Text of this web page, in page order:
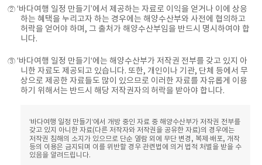
② ‘바다여행 일정 만들기’에서 제공하는 자료로 이익을 얻거나 이에 상응
하는 혜택을 누리고자 하는 경우에는 해양수산부와 사전에 협의하고
허락을 얻어야 하며, 그 출처가 해양수산부임을 반드시 명시하여야 합
니다.
③ ‘바다여행 일정 만들기‘에는 해양수산부가 저작권 전부를 갖고 있지 아
니한 자료도 제공되고 있습니다. 또한, 개인이나 기관, 단체 등에서 무
상으로 제공한 자료들도 많이 있으므로 이러한 자료를 자유롭게 이용
하기 위해서는 반드시 해당 저작권자의 허락을 받아야 합니다.
‘바다여행 일정 만들기‘에서 개방 중인 자료 중 해양수산부가 저작권 전부를
갖고 있지 아니한 자료(다른 저작자와 저작권을 공유한 자료)의 경우에는
저작권 침해의 소지가 있으므로 단순 열람 외에 무단 변경, 복제·배포, 개작
등의 이용은 금지되며 이를 위반할 경우 관련법에 의거 법적 처벌을 받을 수
있음을 알려드립니다.